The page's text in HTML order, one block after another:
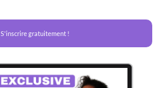
S'inscrire gratuitement !